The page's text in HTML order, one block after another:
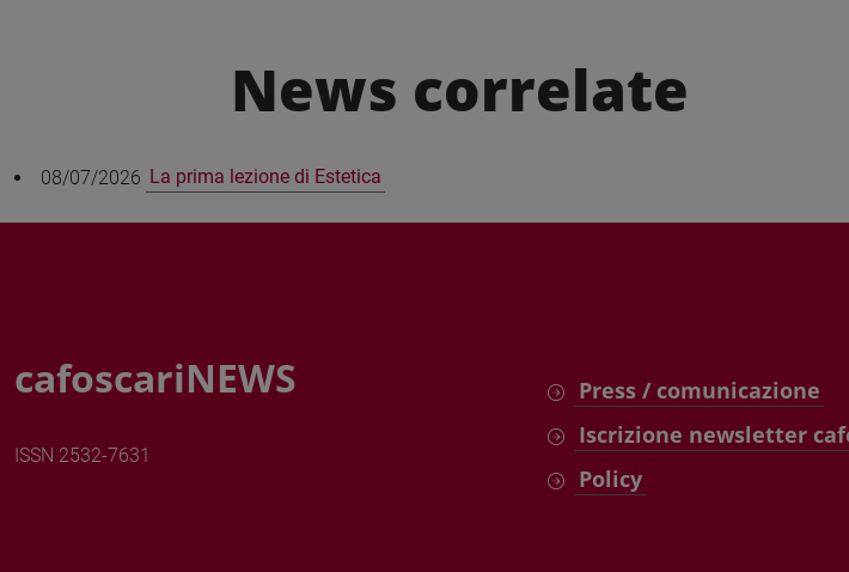
News correlate
08/07/2026 La prima lezione di Estetica
cafoscariNEWS
ISSN 2532-7631
Press / comunicazione
Iscrizione newsletter
Policy